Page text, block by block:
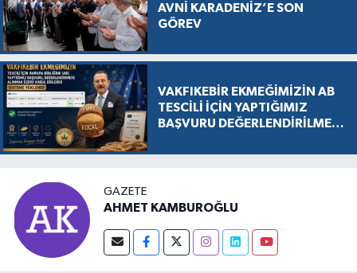
AVNİ KARADENİZ’E SON
GÖREV
VAKFIKEBİR EKMEĞİMİZİN AB
TESCİLİ İÇİN YAPTIĞIMIZ
BAŞVURU DEĞERLENDİRİLMEK
RESMEN BAŞLADI
GAZETE
AHMET KAMBUROĞLU